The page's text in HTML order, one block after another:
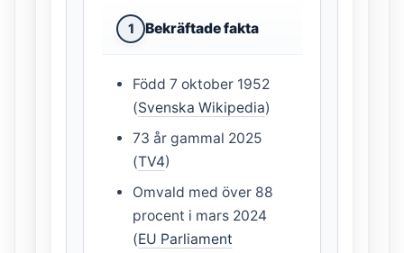
1 Bekräftade fakta
Född 7 oktober 1952
(Svenska Wikipedia)
73 år gammal 2025
(TV4)
Omvald med över 88
procent i mars 2024
(EU Parliament